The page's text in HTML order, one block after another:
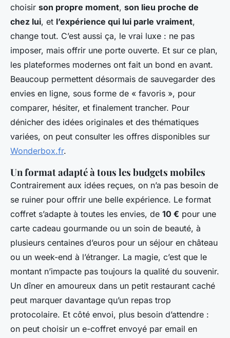
choisir son propre moment, son lieu proche de
chez lui, et l’expérience qui lui parle vraiment,
change tout. C’est aussi ça, le vrai luxe : ne pas
imposer, mais offrir une porte ouverte. Et sur ce plan,
les plateformes modernes ont fait un bond en avant.
Beaucoup permettent désormais de sauvegarder des
envies en ligne, sous forme de « favoris », pour
comparer, hésiter, et finalement trancher. Pour
dénicher des idées originales et des thématiques
variées, on peut consulter les offres disponibles sur
Wonderbox.fr.
Un format adapté à tous les budgets mobiles
Contrairement aux idées reçues, on n’a pas besoin de
se ruiner pour offrir une belle expérience. Le format
coffret s’adapte à toutes les envies, de 10 € pour une
carte cadeau gourmande ou un soin de beauté, à
plusieurs centaines d’euros pour un séjour en château
ou un week-end à l’étranger. La magie, c’est que le
montant n’impacte pas toujours la qualité du souvenir.
Un dîner en amoureux dans un petit restaurant caché
peut marquer davantage qu’un repas trop
protocolaire. Et côté envoi, plus besoin d’attendre :
on peut choisir un e-coffret envoyé par email en